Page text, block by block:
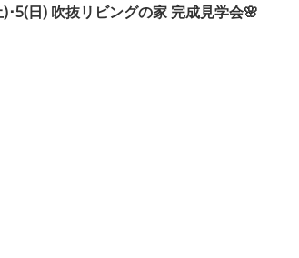
)･5(日) 吹抜リビングの家 完成見学会🌸